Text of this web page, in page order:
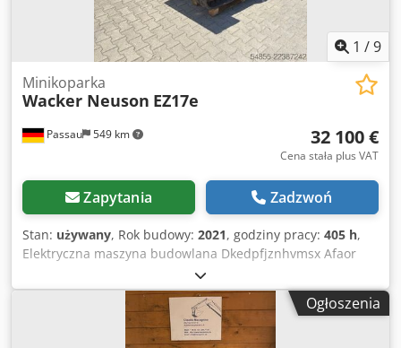
1 /9
Passau 549 km
Minikoparka
Wacker Neuson EZ17e
32 100 €
Cena stała plus VAT
Zapytania Zadzwoń
Stan: używany, Rok budowy: 2021, godziny pracy: 405 h,
Elektryczna maszyna budowlana Dkedpfjznhvmsx Afaor
Wersja A 1.0 Gumowe gąsienice Płyta spychająca W
zestawie: szybkozłącze HS03 Jednoczęściowe ramię
Ogłoszenia